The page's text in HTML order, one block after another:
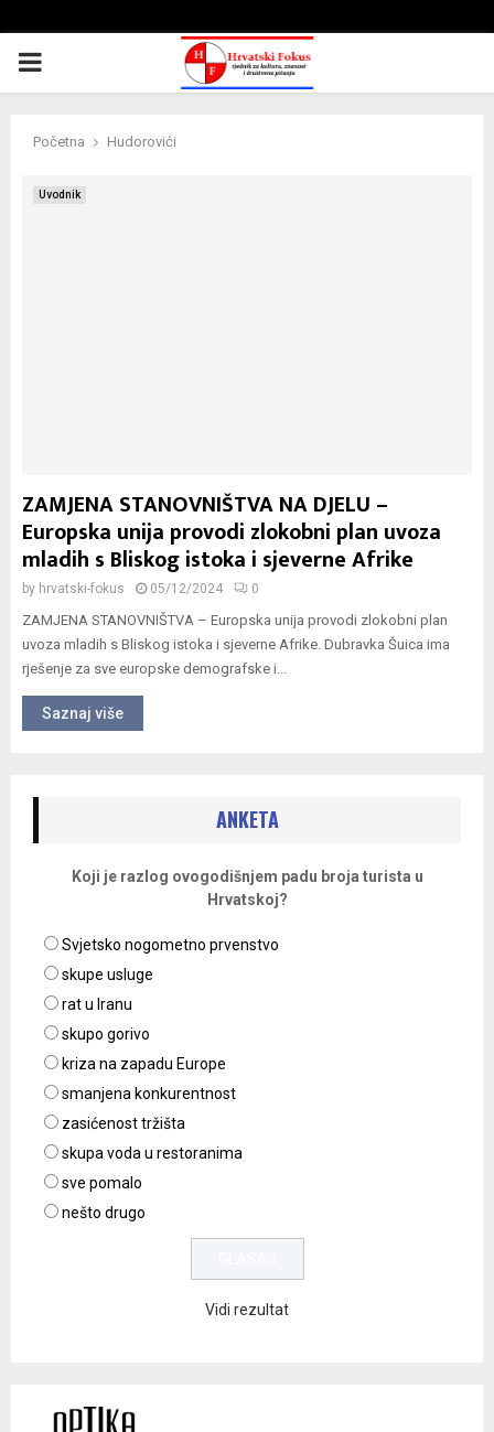
PRIMARY
Početna Hudorovići
Uvodnik
ZAMJENA STANOVNIŠTVA NA DJELU –
Europska unija provodi zlokobni plan uvoza
mladih s Bliskog istoka i sjeverne Afrike
by hrvatski-fokus 05/12/2024 0
ZAMJENA STANOVNIŠTVA – Europska unija provodi zlokobni plan
uvoza mladih s Bliskog istoka i sjeverne Afrike. Dubravka Šuica ima
rješenje za sve europske demografske i...
Saznaj više
ANKETA
Koji je razlog ovogodišnjem padu broja turista u
Hrvatskoj?
Svjetsko nogometno prvenstvo
skupe usluge
rat u Iranu
skupo gorivo
kriza na zapadu Europe
smanjena konkurentnost
zasićenost tržišta
skupa voda u restoranima
sve pomalo
nešto drugo
Vidi rezultat